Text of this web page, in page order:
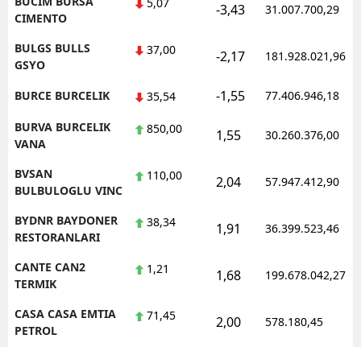
CIMENTO
-3,43 31.007.700,29
BULGS BULLS
GSYO
37,00 -2,17 181.928.021,96
BURCE BURCELIK 35,54 -1,55 77.406.946,18
BURVA BURCELIK
VANA
850,00 1,55 30.260.376,00
BVSAN
BULBULOGLU VINC
110,00 2,04 57.947.412,90
BYDNR BAYDONER
RESTORANLARI
38,34 1,91 36.399.523,46
CANTE CAN2
TERMIK
1,21 1,68 199.678.042,27
CASA CASA EMTIA
PETROL
71,45 2,00 578.180,45